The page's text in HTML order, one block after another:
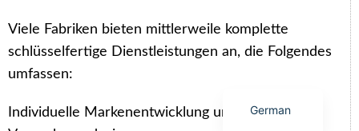
Viele Fabriken bieten mittlerweile komplette
schlüsselfertige Dienstleistungen an, die Folgendes
umfassen:
Individuelle Markenentwicklung und Logos
German
Spanish
French